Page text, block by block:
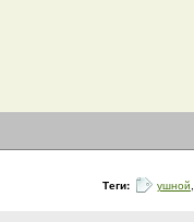
Теги: ушной,